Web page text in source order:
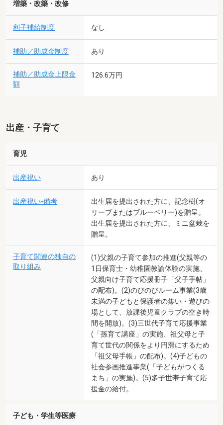
増築・改築・改修
利子補給制度 なし
補助／助成金制度 あり
補助／助成金上限金
額
126.6万円
出産・子育て
育児
出産祝い あり
出産祝い-備考
出生届を提出された方に、記念樹(オ
リーブまたはブルーベリー)を贈呈。
出生届を提出された方に、ミニ盆栽を
贈呈。
子育て関連の独自の
取り組み
(1)父親の子育て参加の推進(父親等の
1日保育士・幼稚園教諭体験の実施、
父親向け子育て応援冊子「父子手帖」
の配布)。(2)のびのびルーム事業(3歳
未満の子どもと保護者の集い・遊びの
場として、放課後児童クラブの空き時
間を開放)。(3)三世代子育て応援事業
(「孫育て講座」の実施、祖父母と子
育て世代の関係をより円滑にするため
「祖父母手帳」の配布)。(4)子どもの
社会参画推進事業(「子どもがつくる
まち」の実施)。(5)多子世帯子育て応
援金の給付。
子ども・学生等医療